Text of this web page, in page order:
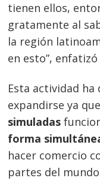
tienen ellos,
gratamente al
la región
en esto”,
Esta actividad
expandirse ya
simuladas
forma
hacer comercio
partes del